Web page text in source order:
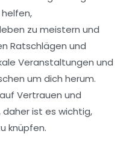
zu meistern und
Ratschlägen und
Veranstaltungen und
um dich herum.
Vertrauen und
daher ist es wichtig,
knüpfen.